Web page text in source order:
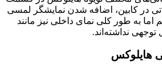
در کابین، اضافه شدن نمایشگر لمسی
به طور کلی نمای داخلی نیز مانند
نداشته‌اند.
هایلوکس